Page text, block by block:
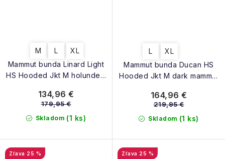
Mammut bunda Linard Light
HS Hooded Jkt M holunder-
M L XL
Skladom (1 ks)
134,96 €
179,95 €
Mammut bunda Ducan HS
Hooded Jkt M dark mammut
L XL
Skladom (1 ks)
164,96 €
219,95 €
25 % 25 %